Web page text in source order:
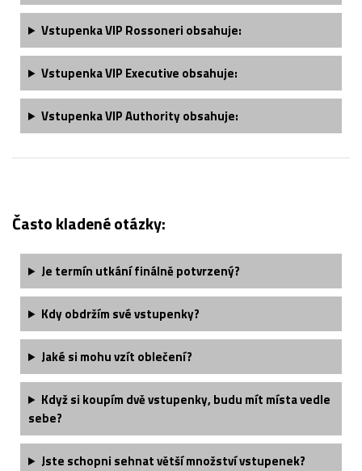
Vstupenka VIP Rossoneri obsahuje:
Vstupenka VIP Executive obsahuje:
Vstupenka VIP Authority obsahuje:
Často kladené otázky:
Je termín utkání finálně potvrzený?
Kdy obdržím své vstupenky?
Jaké si mohu vzít oblečení?
Když si koupím dvě vstupenky, budu mít místa vedle
sebe?
Jste schopni sehnat větší množství vstupenek?